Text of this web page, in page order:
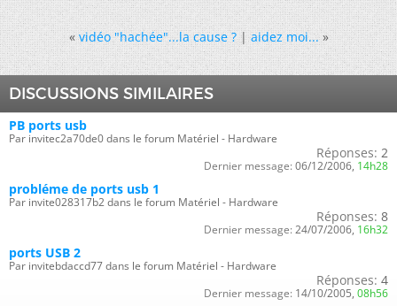
« vidéo "hachée"...la cause ?|aidez moi... »
DISCUSSIONS SIMILAIRES
PB ports usb
Par invitec2a70de0 dans le forum Matériel - Hardware
Réponses: 2
Dernier message: 06/12/2006, 14h28
probléme de ports usb 1
Par invite028317b2 dans le forum Matériel - Hardware
Réponses: 8
Dernier message: 24/07/2006, 16h32
ports USB 2
Par invitebdaccd77 dans le forum Matériel - Hardware
Réponses: 4
Dernier message: 14/10/2005, 08h56